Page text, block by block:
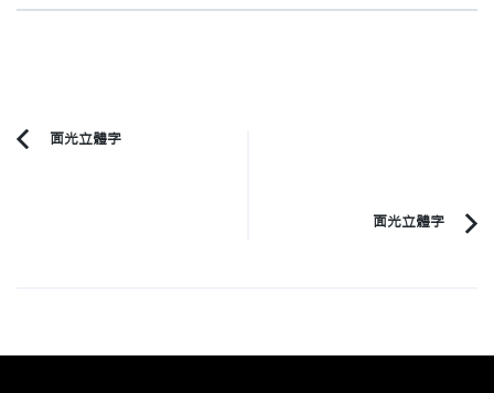
PostPrevious
面光立體字
面光立體字